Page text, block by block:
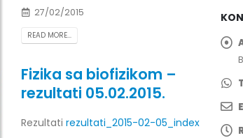
27/02/2015
READ MORE...
Fizika sa biofizikom –
rezultati 05.02.2015.
Rezultati rezultati_2015-02-05_index